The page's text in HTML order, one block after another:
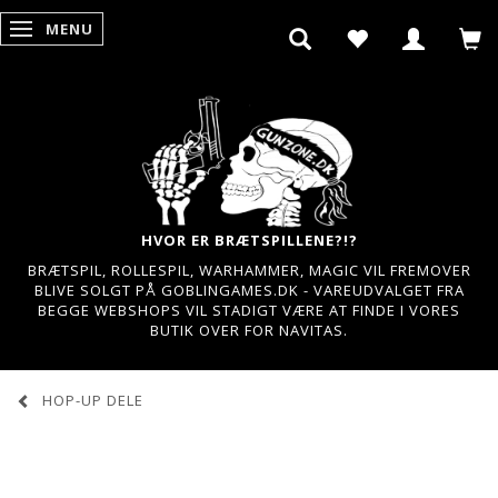
SKIFTE NAVIGATION
MENU
HVOR ER BRÆTSPILLENE?!?
BRÆTSPIL, ROLLESPIL, WARHAMMER, MAGIC VIL FREMOVER
BLIVE SOLGT PÅ GOBLINGAMES.DK - VAREUDVALGET FRA
BEGGE WEBSHOPS VIL STADIGT VÆRE AT FINDE I VORES
BUTIK OVER FOR NAVITAS.
HOP-UP DELE